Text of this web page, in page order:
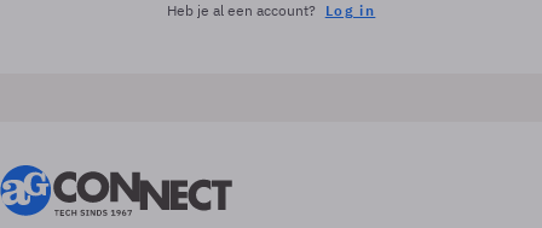
Heb je al een account? Log in